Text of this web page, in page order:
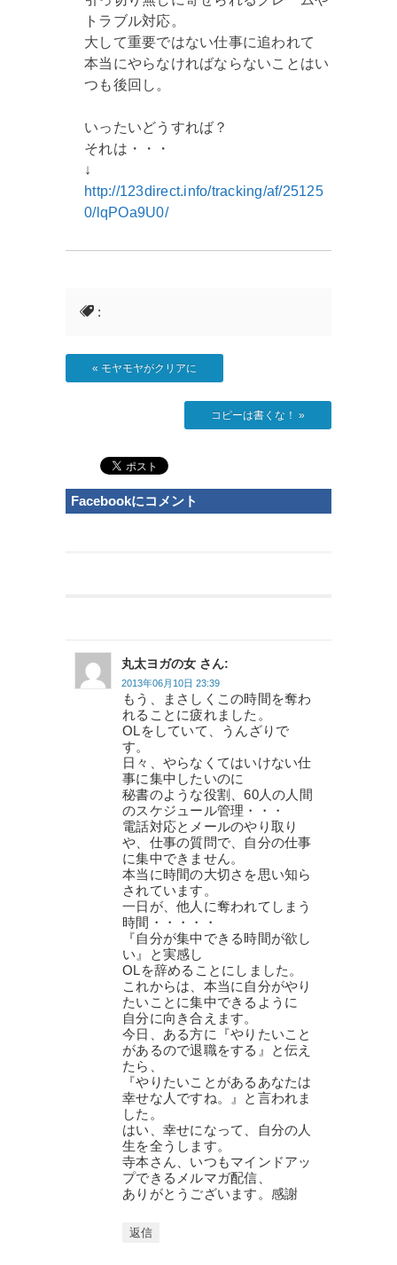
トラブル対応。
大して重要ではない仕事に追われて
本当にやらなければならないことはい
つも後回し。
いったいどうすれば？
それは・・・
↓
http://123direct.info/tracking/af/25125
0/lqPOa9U0/
:
« モヤモヤがクリアに
コピーは書くな！ »
Facebookにコメント
丸太ヨガの女 さん:
2013年06月10日 23:39
もう、まさしくこの時間を奪わ
れることに疲れました。
OLをしていて、うんざりで
す。
日々、やらなくてはいけない仕
事に集中したいのに
秘書のような役割、60人の人間
のスケジュール管理・・・
電話対応とメールのやり取り
や、仕事の質問で、自分の仕事
に集中できません。
本当に時間の大切さを思い知ら
されています。
一日が、他人に奪われてしまう
時間・・・・・
『自分が集中できる時間が欲し
い』と実感し
OLを辞めることにしました。
これからは、本当に自分がやり
たいことに集中できるように
自分に向き合えます。
今日、ある方に『やりたいこと
があるので退職をする』と伝え
たら、
『やりたいことがあるあなたは
幸せな人ですね。』と言われま
した。
はい、幸せになって、自分の人
生を全うします。
寺本さん、いつもマインドアッ
プできるメルマガ配信、
ありがとうございます。感謝
返信